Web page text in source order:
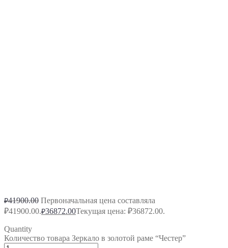
₽41900.00 Первоначальная цена составляла
₽41900.00.₽36872.00Текущая цена: ₽36872.00.
Quantity
Количество товара Зеркало в золотой раме “Честер”